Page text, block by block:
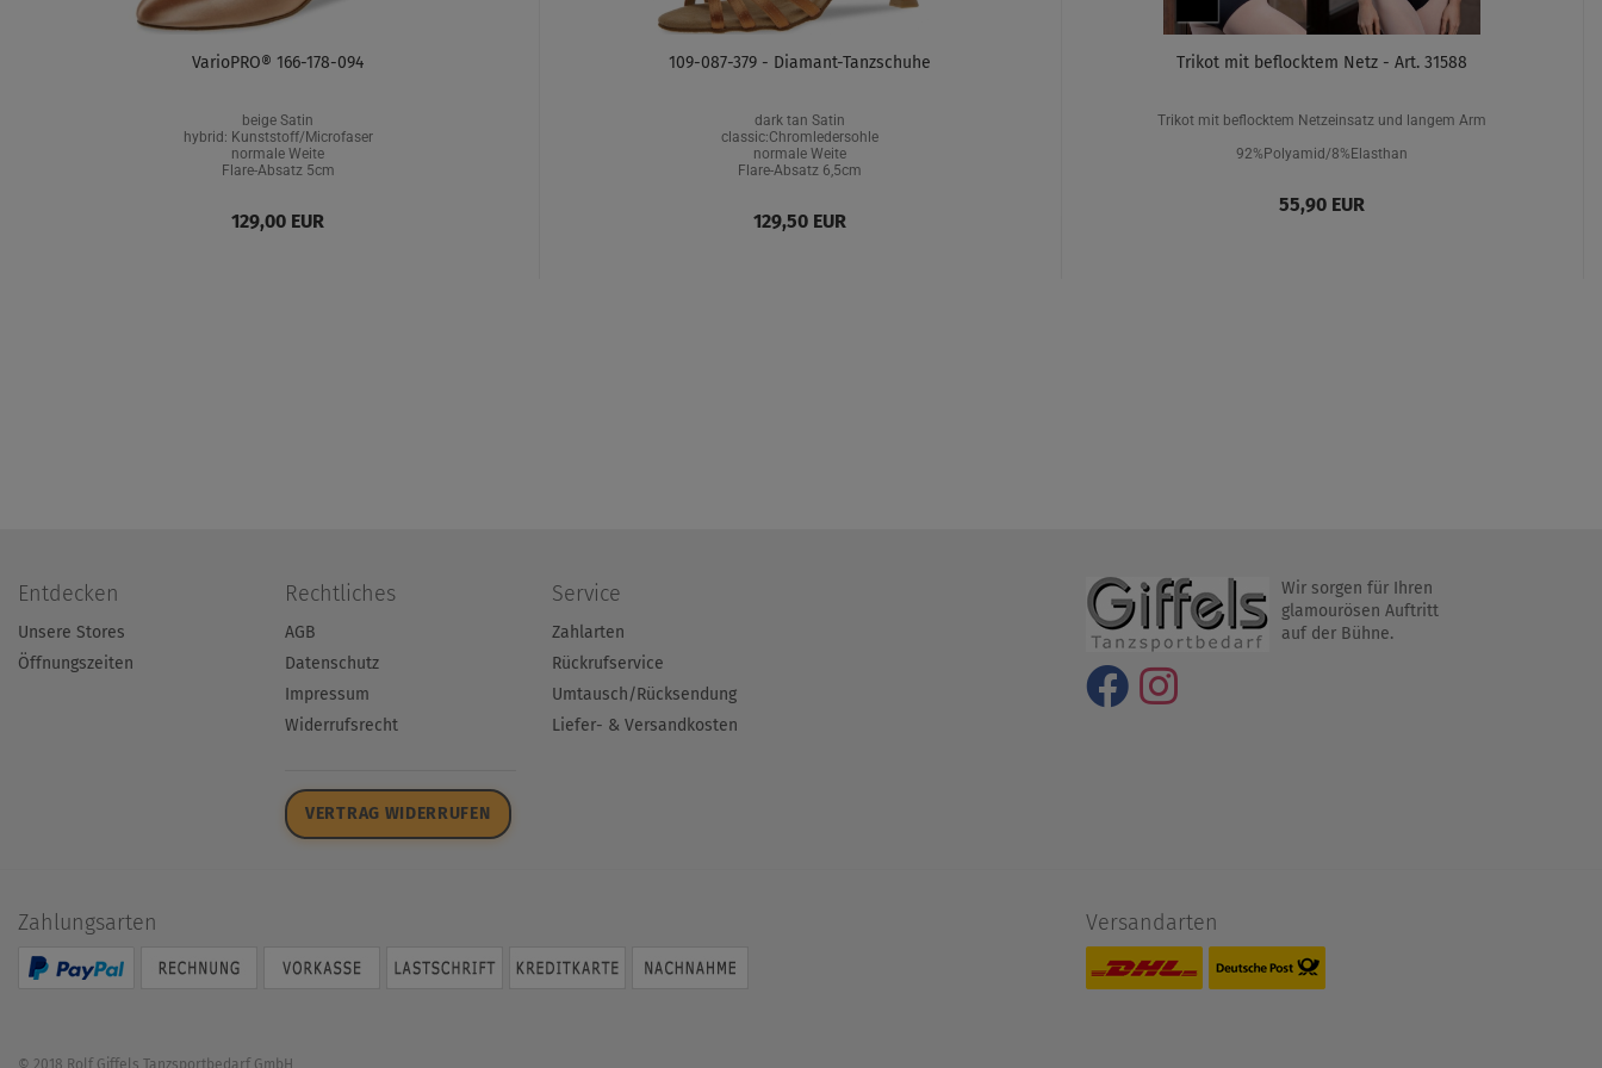
VarioPRO® 166-178-094
beige Satin
hybrid: Kunststoff/Microfaser
normale Weite
Flare-Absatz 5cm
129,00 EUR
109-087-379 - Diamant-Tanzschuhe
dark tan Satin
classic:Chromledersohle
normale Weite
Flare-Absatz 6,5cm
129,50 EUR
Trikot mit beflocktem Netz - Art. 31588
Trikot mit beflocktem Netzeinsatz und langem Arm
92%Polyamid/8%Elasthan
55,90 EUR
Entdecken
Unsere Stores
Öffnungszeiten
Rechtliches
AGB
Datenschutz
Impressum
Widerrufsrecht
VERTRAG WIDERRUFEN
Service
Zahlarten
Rückrufservice
Umtausch/Rücksendung
Liefer- & Versandkosten
Wir sorgen für Ihren
glamourösen Auftritt
auf der Bühne.
Zahlungsarten Versandarten
© 2018 Rolf Giffels Tanzsportbedarf GmbH